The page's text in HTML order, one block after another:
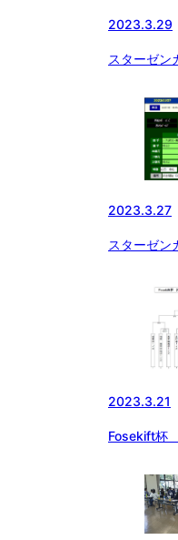
2023.3.29
スターゼ
てます！
2023.3.27
スターゼ
2023.3.21
Fosekift杯